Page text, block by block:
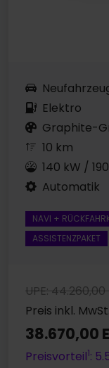
Elektro
Graphite-
10 km
140 kW /
Automatik
NAVI +
ASSISTENZPAKET
UPE: 44.260,00
Preis inkl. MwSt.
38.670,00
Preisvorteil1: